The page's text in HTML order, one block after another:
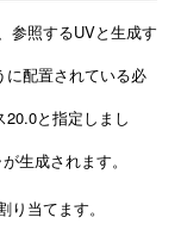
参照するUVと生成す
に配置されている必
と指定しまし
生成されます。
当てます。